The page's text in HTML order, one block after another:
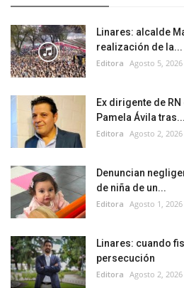
Linares: alcalde
realización de la...
Editora Agosto 5, 2026
Ex dirigente de
Pamela Ávila tras...
Editora Agosto 2, 2026
Denuncian
de niña de un...
Editora Agosto 1, 2026
Linares: cuando
persecución
Editora Agosto 2, 2026